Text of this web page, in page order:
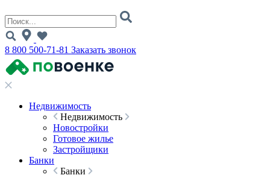
8 800 500-71-81 Заказать звонок
Недвижимость
Недвижимость
Новостройки
Готовое жилье
Застройщики
Банки
Банки